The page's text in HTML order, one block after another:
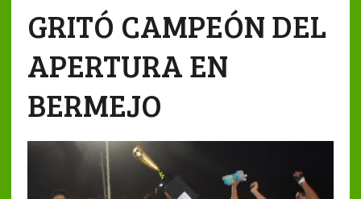
GRITÓ CAMPEÓN DEL
APERTURA EN
BERMEJO